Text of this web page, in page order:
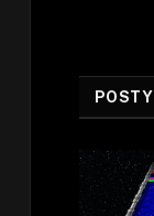
POSTY